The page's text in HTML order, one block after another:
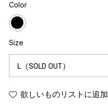
Color
Size
欲しいものリストに追加